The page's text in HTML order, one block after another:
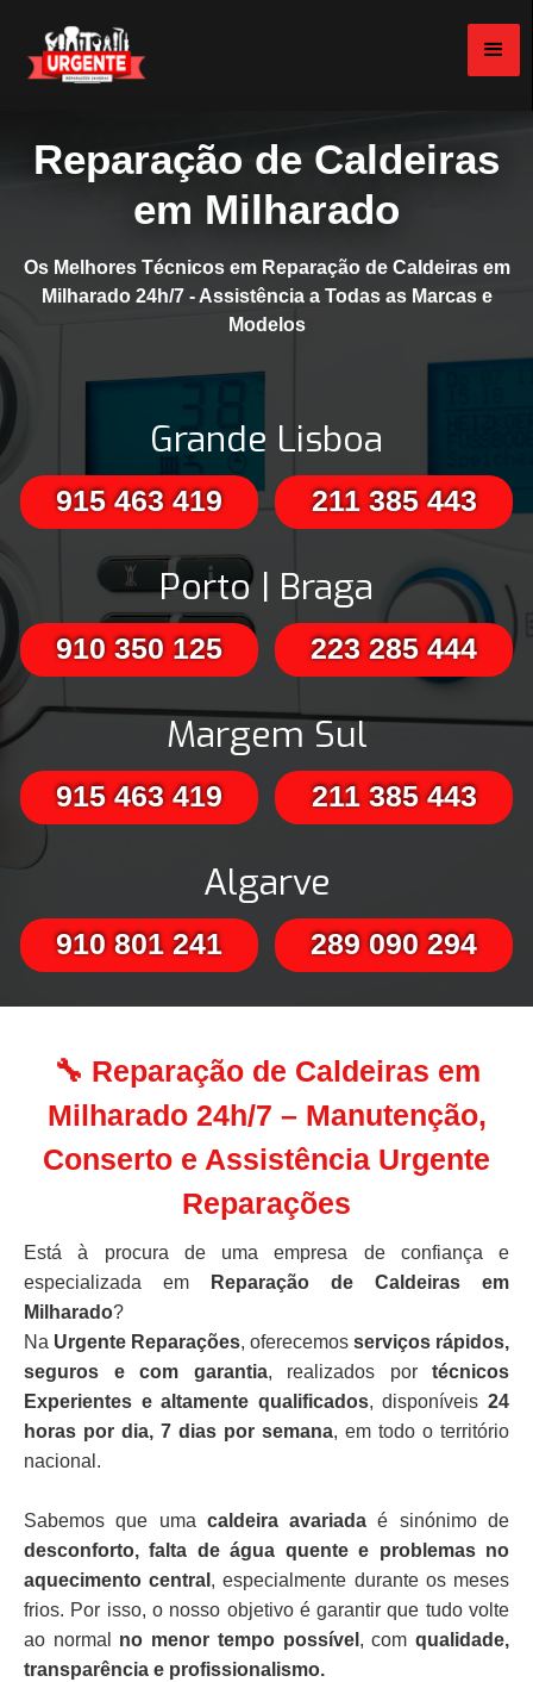
Reparação de Caldeiras
em Milharado
Os Melhores Técnicos em Reparação de Caldeiras em
Milharado 24h/7 - Assistência a Todas as Marcas e
Modelos
Grande Lisboa
915 463 419 211 385 443
Porto | Braga
910 350 125 223 285 444
Margem Sul
915 463 419 211 385 443
Algarve
910 801 241 289 090 294
🔧 Reparação de Caldeiras em
Milharado 24h/7 – Manutenção,
Conserto e Assistência Urgente
Reparações
Está à procura de uma empresa de confiança e
especializada em
Reparação de Caldeiras em
Milharado?
Na Urgente Reparações, oferecemos serviços rápidos,
seguros e com garantia, realizados por técnicos
Experientes e altamente qualificados, disponíveis24
horas por dia, 7 dias por semana, em todo o território
nacional.
Sabemos que uma caldeira avariada é sinónimo de
desconforto, falta de água quente e problemas no
aquecimento central , especialmente durante os meses
frios. Por isso, o nosso objetivo é garantir que tudo volte
ao normal no menor tempo possível , comqualidade,
transparência e profissionalismo.